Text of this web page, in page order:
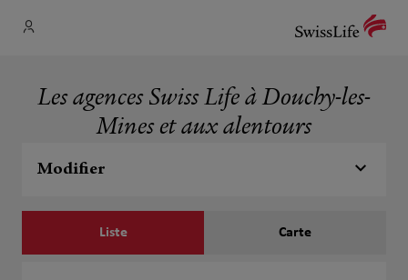
Les agences Swiss Life à Douchy-les-
Mines et aux alentours
Modifier
Liste Carte